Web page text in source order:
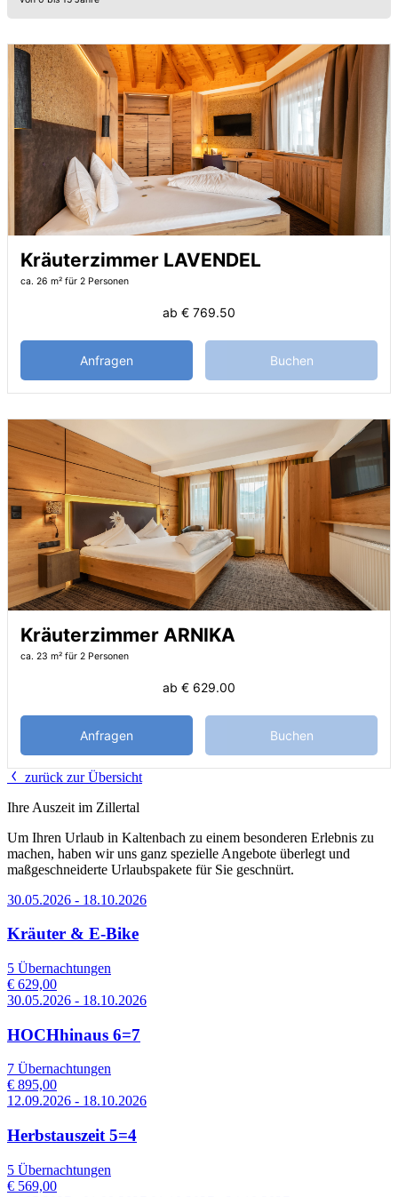
Kräuterzimmer LAVENDEL
ca. 26 m² für 2 Personen
ab € 769.50
Anfragen Buchen
Kräuterzimmer ARNIKA
ca. 23 m² für 2 Personen
ab € 629.00
Anfragen Buchen
zurück zur Übersicht
Ihre Auszeit im Zillertal
Um Ihren Urlaub in Kaltenbach zu einem besonderen Erlebnis zu
machen, haben wir uns ganz spezielle Angebote überlegt und
maßgeschneiderte Urlaubspakete für Sie geschnürt.
30.05.2026 - 18.10.2026
Kräuter & E-Bike
5 Übernachtungen
€ 629,00
30.05.2026 - 18.10.2026
HOCHhinaus 6=7
7 Übernachtungen
€ 895,00
12.09.2026 - 18.10.2026
Herbstauszeit 5=4
5 Übernachtungen
€ 569,00